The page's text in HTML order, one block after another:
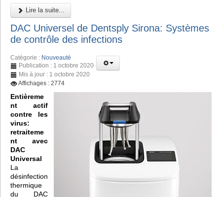
Lire la suite...
DAC Universel de Dentsply Sirona: Systèmes
de contrôle des infections
Catégorie : Nouveauté
Publication : 1 octobre 2020
Mis à jour : 1 octobre 2020
Affichages : 2774
Entièreme
nt actif
contre les
virus:
retraiteme
nt avec
DAC
Universal
La
désinfection
thermique
du DAC